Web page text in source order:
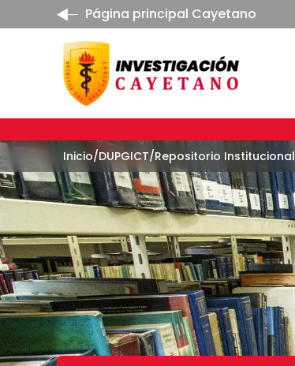
Página principal Cayetano
Inicio/DUPGICT/Repositorio Institucional